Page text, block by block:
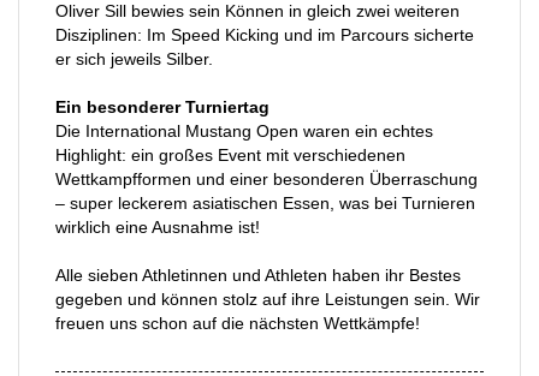
Oliver Sill bewies sein Können in gleich zwei weiteren
Disziplinen: Im Speed Kicking und im Parcours sicherte
er sich jeweils Silber.
Ein besonderer Turniertag
Die International Mustang Open waren ein echtes
Highlight: ein großes Event mit verschiedenen
Wettkampfformen und einer besonderen Überraschung
– super leckerem asiatischen Essen, was bei Turnieren
wirklich eine Ausnahme ist!
Alle sieben Athletinnen und Athleten haben ihr Bestes
gegeben und können stolz auf ihre Leistungen sein. Wir
freuen uns schon auf die nächsten Wettkämpfe!